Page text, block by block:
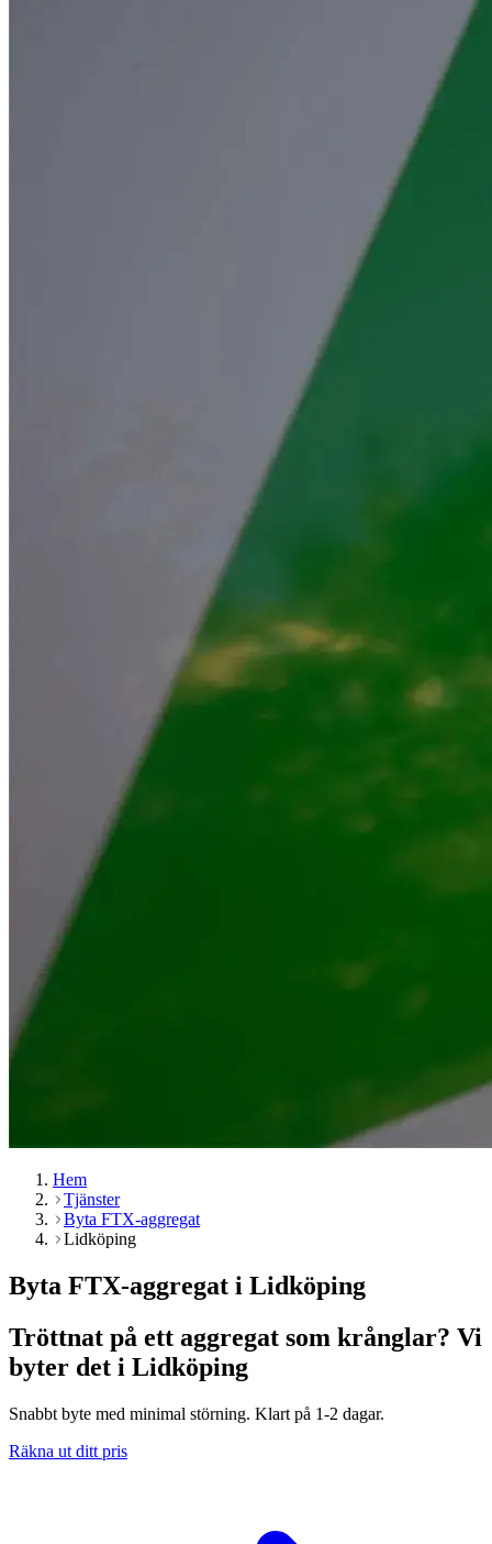
Hem
Tjänster
Byta FTX-aggregat
Lidköping
Byta FTX-aggregat i Lidköping
Tröttnat på ett aggregat som krånglar? Vi
byter det i Lidköping
Snabbt byte med minimal störning. Klart på 1-2 dagar.
Räkna ut ditt pris